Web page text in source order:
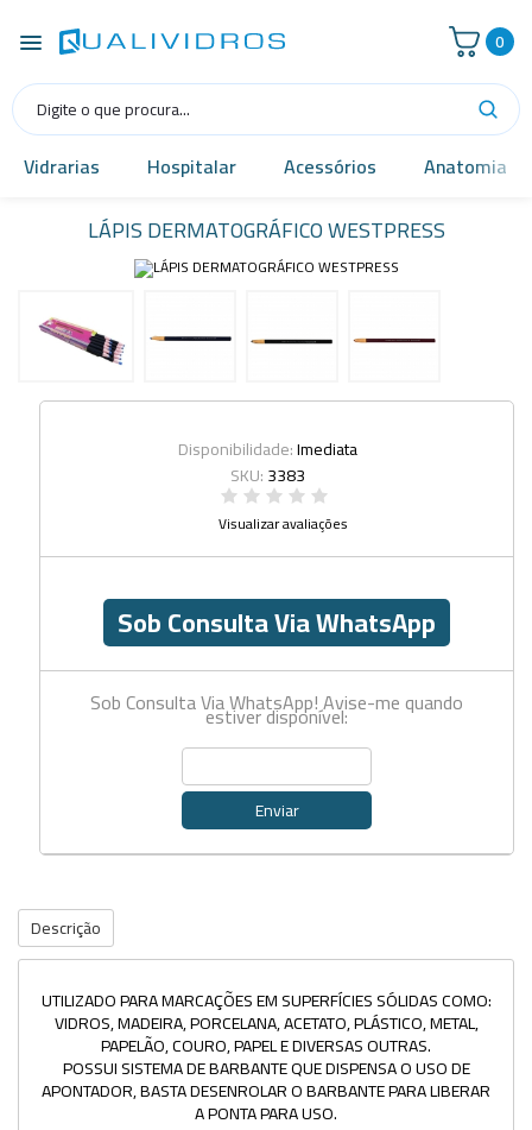
0
Vidrarias Hospitalar Acessórios Anatomia
LÁPIS DERMATOGRÁFICO WESTPRESS
Disponibilidade:Imediata
SKU:3383
Visualizar avaliações
Sob Consulta Via WhatsApp
Sob Consulta Via WhatsApp! Avise-me quando
estiver disponível:
Enviar
Descrição
UTILIZADO PARA MARCAÇÕES EM SUPERFÍCIES SÓLIDAS COMO:
VIDROS, MADEIRA, PORCELANA, ACETATO, PLÁSTICO, METAL,
PAPELÃO, COURO, PAPEL E DIVERSAS OUTRAS.
POSSUI SISTEMA DE BARBANTE QUE DISPENSA O USO DE
APONTADOR, BASTA DESENROLAR O BARBANTE PARA LIBERAR
A PONTA PARA USO.